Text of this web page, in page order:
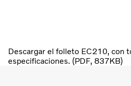
Descargar el folleto EC210, con
especificaciones. (PDF, 837KB)